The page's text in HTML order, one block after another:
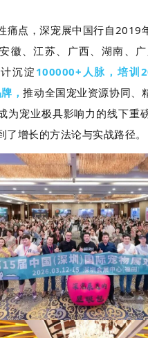
痛点，深宠展中国行自2019
徽、江苏、广西、湖南、
沉淀 100000+人脉，培训
，推动全国宠业资源协同、
为宠业极具影响力的线下重
了增长的方法论与实战路径。